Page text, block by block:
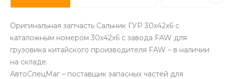
Оригинальная запчасть Сальник ГУР 30х42х6 с
каталожным номером 30х42х6 с завода FAW для
грузовика китайского производителя FAW – в наличии
на складе.
АвтоСпецМаг – поставщик запасных частей для